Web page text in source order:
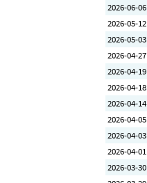
2026-06-06
2026-05-12
2026-05-03
2026-04-27
2026-04-19
2026-04-18
2026-04-14
2026-04-05
2026-04-03
2026-04-01
2026-03-30